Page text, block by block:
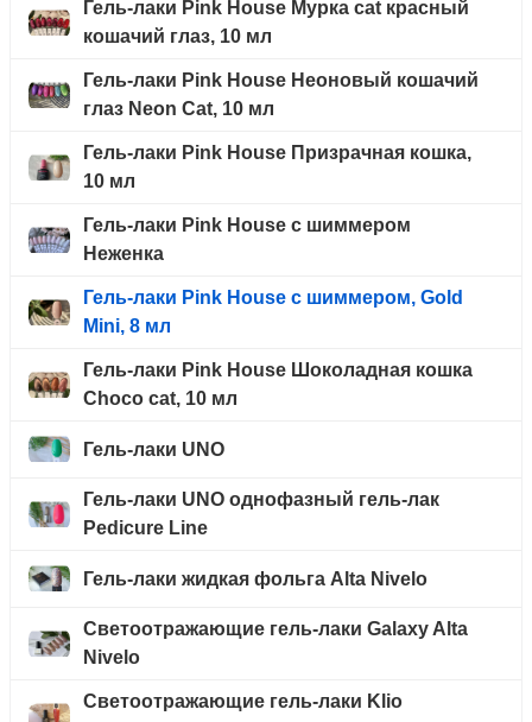
Гель-лаки Pink House Мурка cat красный
кошачий глаз, 10 мл
Гель-лаки Pink House Неоновый кошачий
глаз Neon Cat, 10 мл
Гель-лаки Pink House Призрачная кошка,
10 мл
Гель-лаки Pink House с шиммером
Неженка
Гель-лаки Pink House с шиммером, Gold
Mini, 8 мл
Гель-лаки Pink House Шоколадная кошка
Choco cat, 10 мл
Гель-лаки UNO
Гель-лаки UNO однофазный гель-лак
Pedicure Line
Гель-лаки жидкая фольга Alta Nivelo
Светоотражающие гель-лаки Galaxy Alta
Nivelo
Светоотражающие гель-лаки Klio